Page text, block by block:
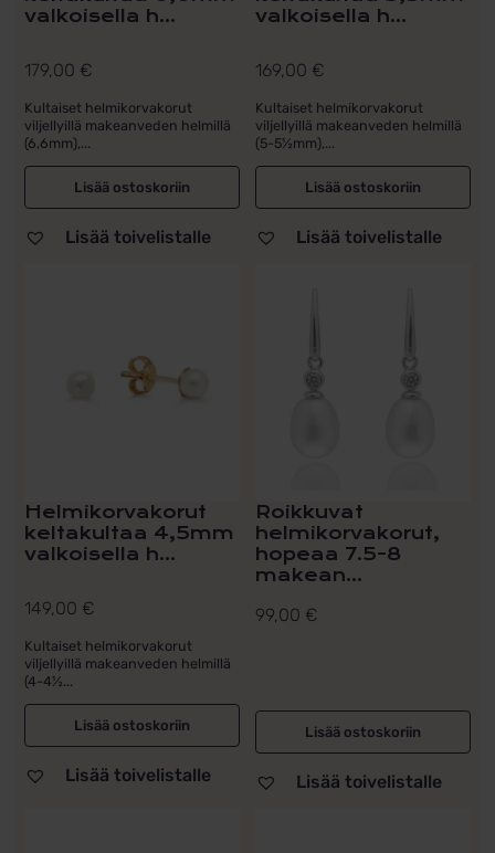
valkoisella h...
179,00 €
Kultaiset helmikorvakorut
viljellyillä makeanveden helmillä
(6,6mm),...
Lisää ostoskoriin
Lisää toivelistalle
valkoisella h...
169,00 €
Kultaiset helmikorvakorut
viljellyillä makeanveden helmillä
(5-5½mm),...
Lisää ostoskoriin
Lisää toivelistalle
Helmikorvakorut
keltakultaa 4,5mm
valkoisella h...
149,00 €
Kultaiset helmikorvakorut
viljellyillä makeanveden helmillä
(4-4½...
Lisää ostoskoriin
Lisää toivelistalle
Roikkuvat
helmikorvakorut,
hopeaa 7.5-8
makean...
99,00 €
Lisää ostoskoriin
Lisää toivelistalle